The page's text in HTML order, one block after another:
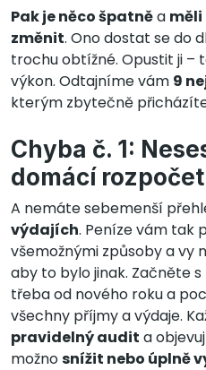
Pak je něco špatněa měli
změnit. Ono dostat se do
trochu obtížné. Opustit ji –
výkon. Odtajníme vám 9
kterým zbytečně
Chyba č. 1:
domácí rozpočet
A nemáte sebemenší
výdajích. Peníze vám tak
všemožnými způsoby a vy
aby to bylo jinak. Začněte
třeba od nového roku a
všechny příjmy a výdaje.
pravidelný audit a
možnosnížit nebo úplně